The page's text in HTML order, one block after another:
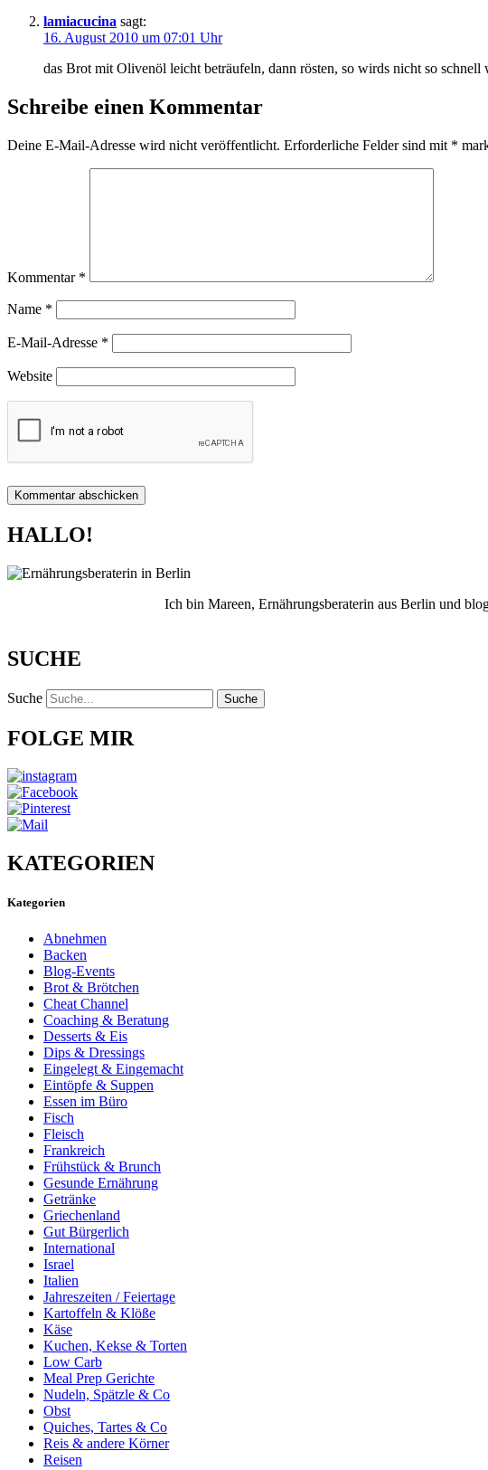
lamiacucina sagt:
16. August 2010 um 07:01 Uhr
das Brot mit Olivenöl leicht beträufeln, dann rösten, so wirds nicht so schnell
Schreibe einen Kommentar
Deine E-Mail-Adresse wird nicht veröffentlicht. Erforderliche Felder sind mit *
Kommentar *
Name *
E-Mail-Adresse *
Website
HALLO!
Ich bin Mareen, Ernährungsberaterin aus Berlin und
SUCHE
Suche Suche
FOLGE MIR
KATEGORIEN
Kategorien
Abnehmen
Backen
Blog-Events
Brot & Brötchen
Cheat Channel
Coaching & Beratung
Desserts & Eis
Dips & Dressings
Eingelegt & Eingemacht
Eintöpfe & Suppen
Essen im Büro
Fisch
Fleisch
Frankreich
Frühstück & Brunch
Gesunde Ernährung
Getränke
Griechenland
Gut Bürgerlich
International
Israel
Italien
Jahreszeiten / Feiertage
Kartoffeln & Klöße
Käse
Kuchen, Kekse & Torten
Low Carb
Meal Prep Gerichte
Nudeln, Spätzle & Co
Obst
Quiches, Tartes & Co
Reis & andere Körner
Reisen